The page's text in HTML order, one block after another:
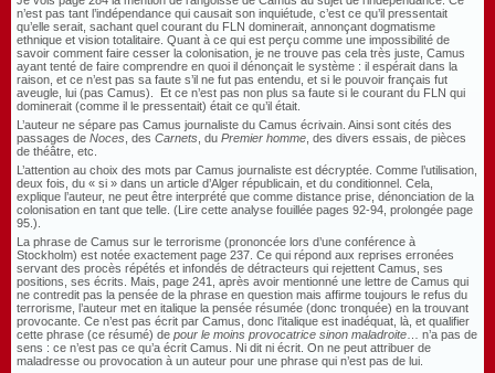
n’est pas tant l’indépendance qui causait son inquiétude, c’est ce qu’il pressentait
qu’elle serait, sachant quel courant du FLN dominerait, annonçant dogmatisme
ethnique et vision totalitaire. Quant à ce qui est perçu comme une impossibilité de
savoir comment faire cesser la colonisation, je ne trouve pas cela très juste, Camus
ayant tenté de faire comprendre en quoi il dénonçait le système : il espérait dans la
raison, et ce n’est pas sa faute s’il ne fut pas entendu, et si le pouvoir français fut
aveugle, lui (pas Camus). Et ce n’est pas non plus sa faute si le courant du FLN qui
dominerait (comme il le pressentait) était ce qu’il était.
L’auteur ne sépare pas Camus journaliste du Camus écrivain. Ainsi sont cités des
passages de Noces , des Carnets , du Premier homme , des divers essais, de pièces
de théâtre, etc.
L’attention au choix des mots par Camus journaliste est décryptée. Comme l’utilisation,
deux fois, du « si » dans un article d’Alger républicain, et du conditionnel. Cela,
explique l’auteur, ne peut être interprété que comme distance prise, dénonciation de la
colonisation en tant que telle. (Lire cette analyse fouillée pages 92-94, prolongée page
95.).
La phrase de Camus sur le terrorisme (prononcée lors d’une conférence à
Stockholm) est notée exactement page 237. Ce qui répond aux reprises erronées
servant des procès répétés et infondés de détracteurs qui rejettent Camus, ses
positions, ses écrits. Mais, page 241, après avoir mentionné une lettre de Camus qui
ne contredit pas la pensée de la phrase en question mais affirme toujours le refus du
terrorisme, l’auteur met en italique la pensée résumée (donc tronquée) en la trouvant
provocante. Ce n’est pas écrit par Camus, donc l’italique est inadéquat, là, et qualifier
cette phrase (ce résumé) de pour le moins provocatrice sinon maladroite … n’a pas de
sens : ce n’est pas ce qu’a écrit Camus. Ni dit ni écrit. On ne peut attribuer de
maladresse ou provocation à un auteur pour une phrase qui n’est pas de lui.